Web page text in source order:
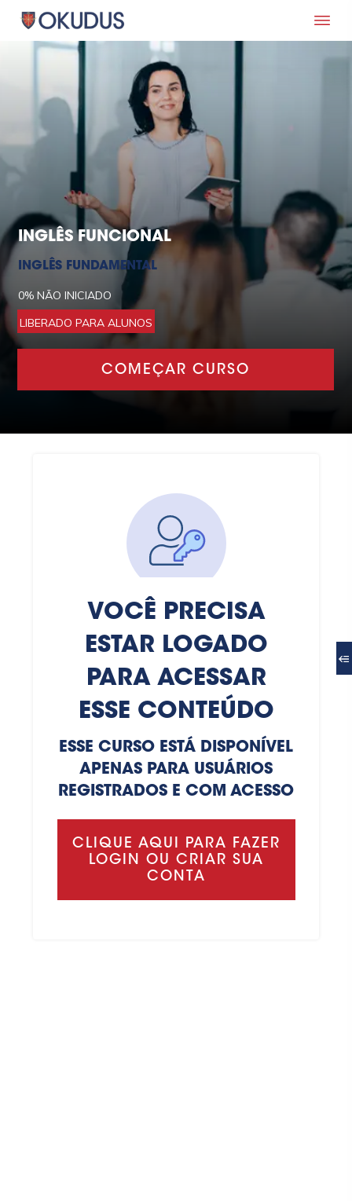
INGLÊS FUNCIONAL
INGLÊS FUNDAMENTAL
0% NÃO INICIADO
LIBERADO PARA ALUNOS
COMEÇAR CURSO
VOCÊ PRECISA
ESTAR LOGADO
PARA ACESSAR
ESSE CONTEÚDO
ESSE CURSO ESTÁ DISPONÍVEL
APENAS PARA USUÁRIOS
REGISTRADOS E COM ACESSO
CLIQUE AQUI PARA FAZER
LOGIN OU CRIAR SUA
CONTA